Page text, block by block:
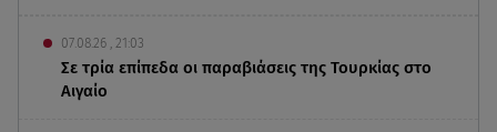
07.08.26 , 21:03
Σε τρία επίπεδα οι παραβιάσεις της Τουρκίας στο
Αιγαίο